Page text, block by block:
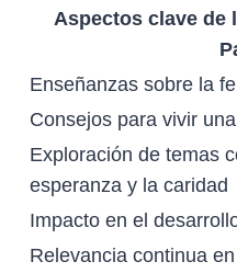
Aspectos clave de
Enseñanzas sobre la
Consejos para vivir
Exploración de temas
esperanza y la caridad
Impacto en el
Relevancia continua